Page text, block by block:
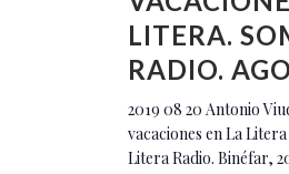
LITERA.
RADIO.
2019 08 20 Antonio
vacaciones en La
Litera Radio. Binéfar,